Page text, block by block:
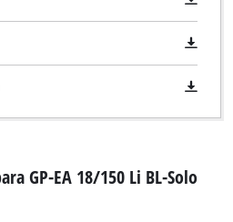
GP-EA 18/150 Li BL-Solo